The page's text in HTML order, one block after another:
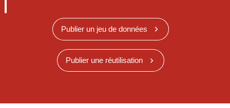
Publier un jeu de données
Publier une réutilisation